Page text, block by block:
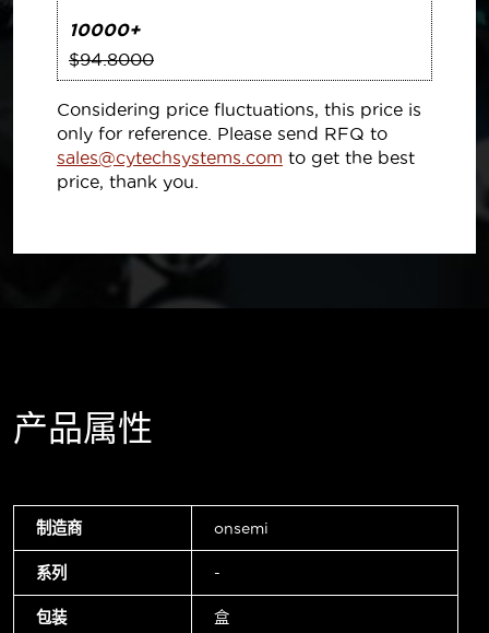
10000+
$94.8000
Considering price fluctuations, this price is
only for reference. Please send RFQ to
sales@cytechsystems.com to get the best
price, thank you.
产品属性
制造商 onsemi
系列 -
包装 盒